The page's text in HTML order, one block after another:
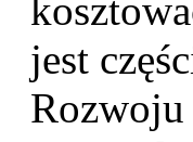
jest
Rozwoju